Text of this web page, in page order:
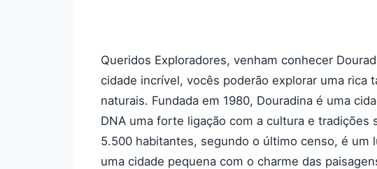
Queridos Exploradores, venham conhecer
cidade incrível, vocês poderão explorar uma rica
naturais. Fundada em 1980, Douradina é uma
DNA uma forte ligação com a cultura e
5.500 habitantes, segundo o último censo, é um
uma cidade pequena com o charme das